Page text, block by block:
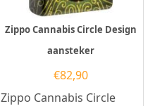
Zippo Cannabis Circle Design
aansteker
€82,90
Zippo Cannabis Circle